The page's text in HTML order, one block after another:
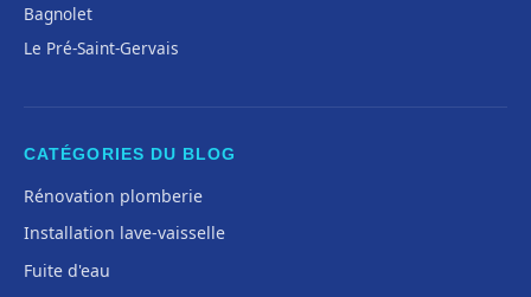
Bagnolet
Le Pré-Saint-Gervais
CATÉGORIES DU BLOG
Rénovation plomberie
Installation lave-vaisselle
Fuite d'eau